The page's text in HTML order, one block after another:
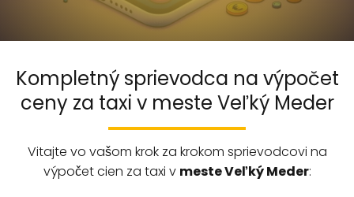
Kompletný sprievodca na výpočet
ceny za taxi v meste Veľký Meder
Vitajte vo vašom krok za krokom sprievodcovi na
výpočet cien za taxi v meste Veľký Meder: